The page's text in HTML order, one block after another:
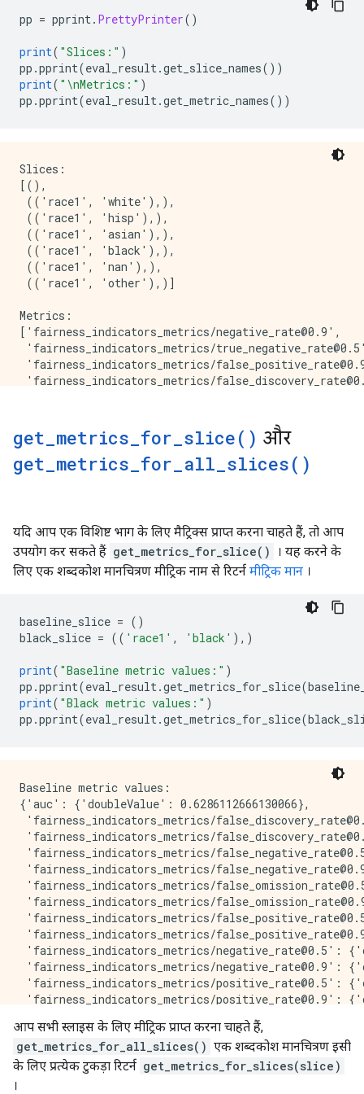
pp = pprint. PrettyPrinter()
print( "Slices:" )
pp .pprint(eval_result.get_slice_names())
print( "\nMetrics:" )
pp .pprint(eval_result.get_metric_names())
Slices:
[(),
(('race1', 'white'),),
(('race1', 'hisp'),),
(('race1', 'asian'),),
(('race1', 'black'),),
(('race1', 'nan'),),
(('race1', 'other'),)]
Metrics:
['fairness_indicators_metrics/negative_rate@0.9',
'fairness_indicators_metrics/
'fairness_indicators_metrics/
'fairness_indicators_metrics/
'fairness_indicators_metrics/
'fairness_indicators_metrics/
'fairness_indicators_metrics/
'fairness_indicators_metrics/
'fairness_indicators_metrics/negative_rate@0.5',
'fairness_indicators_metrics/
'fairness_indicators_metrics/
'fairness_indicators_metrics/
get_metrics_for_slice( ) और
get_metrics_for_all_slices( )
यदि आप एक विशिष्ट भाग के लिए मैट्रिक्स प्राप्त करना चाहते हैं, तो आप
उपयोग कर सकते हैं get_metrics_for_slice()
। यह करने के
लिए एक शब्दकोश मानचित्रण मीट्रिक नाम से रिटर्न मीट्रिक मान ।
baseline_slice = ()
black_slice = (( 'race1' , 'black' ),)
print( "Baseline metric values:" )
pp .pprint(eval_result.get_metrics_for_slice(
print( "Black metric values:" )
pp .pprint(eval_result.get_metrics_for_slice(
Baseline metric values:
{'auc': {'doubleValue': 0.6286112666130066},
'fairness_indicators_metrics/
'fairness_indicators_metrics/
'fairness_indicators_metrics/
'fairness_indicators_metrics/
'fairness_indicators_metrics/
'fairness_indicators_metrics/
'fairness_indicators_metrics/
'fairness_indicators_metrics/
'fairness_indicators_metrics/negative_rate@0.5':
'fairness_indicators_metrics/negative_rate@0.9':
'fairness_indicators_metrics/positive_rate@0.5':
'fairness_indicators_metrics/positive_rate@0.9':
'fairness_indicators_metrics/
'fairness_indicators_metrics/
'fairness_indicators_metrics/
'fairness_indicators_metrics/
आप सभी स्लाइस के लिए मीट्रिक प्राप्त करना चाहते हैं,
get_metrics_for_all_slices() एक शब्दकोश मानचित्रण इसी
के लिए प्रत्येक टुकड़ा रिटर्न get_metrics_for_slices(slice)
।